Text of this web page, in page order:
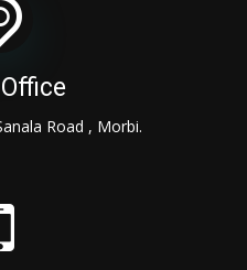
Road , Morbi.